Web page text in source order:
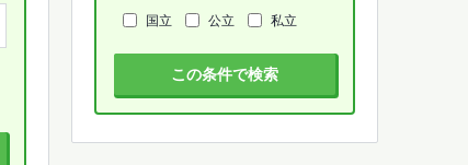
国立
公立 私立
この条件で検索